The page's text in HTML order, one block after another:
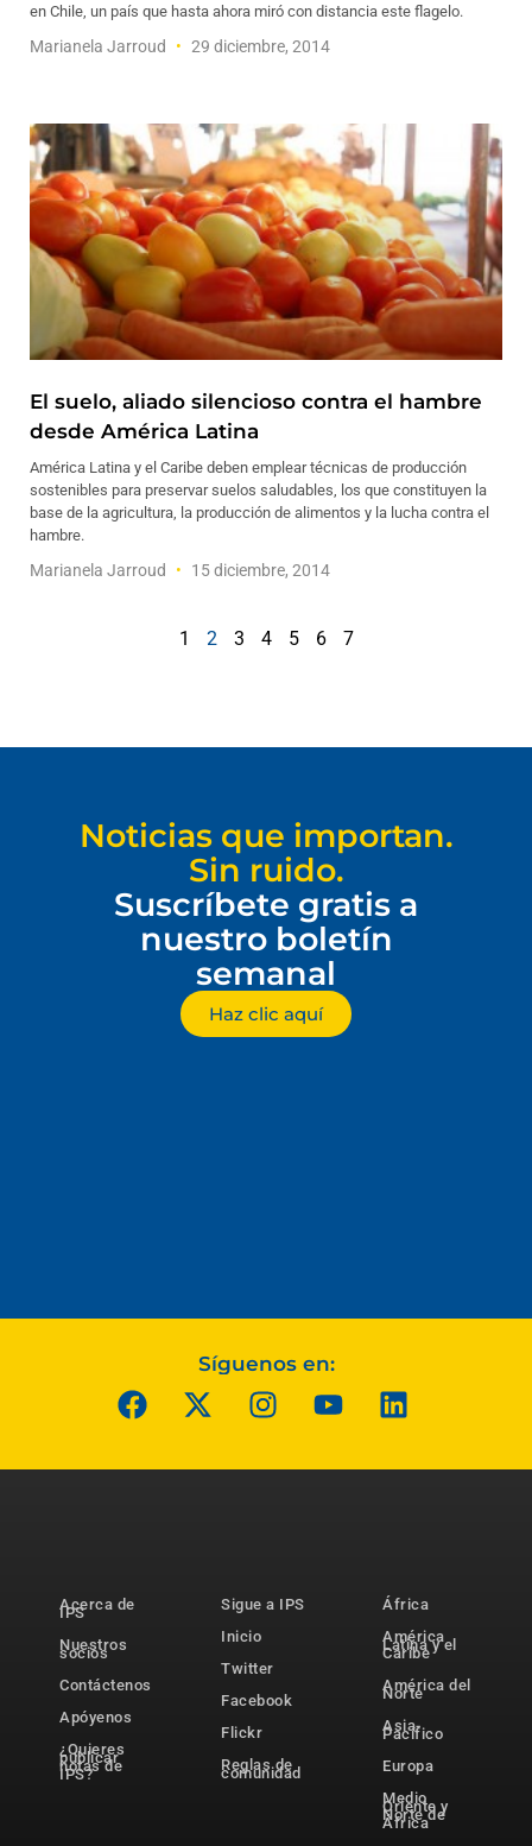
en Chile, un país que hasta ahora miró con distancia este flagelo.
Marianela Jarroud 29 diciembre, 2014
El suelo, aliado silencioso contra el hambre
desde América Latina
América Latina y el Caribe deben emplear técnicas de producción
sostenibles para preservar suelos saludables, los que constituyen la
base de la agricultura, la producción de alimentos y la lucha contra el
hambre.
Marianela Jarroud 15 diciembre, 2014
1 2 3 4 5 6 7
Noticias que importan.
Sin ruido.
Suscríbete gratis a
nuestro boletín
semanal
Haz clic aquí
Síguenos en:
Acerca de
IPS
Nuestros
socios
Contáctenos
Apóyenos
¿Quieres
publicar
notas de
IPS?
Sigue a IPS
Inicio
Twitter
Facebook
Flickr
Reglas de
comunidad
África
América
Latina y el
Caribe
América del
Norte
Asia-
Pacífico
Europa
Medio
Oriente y
Norte de
África